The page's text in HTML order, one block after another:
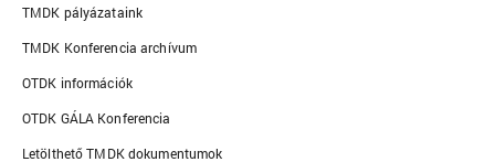
TMDK pályázataink
TMDK Konferencia archívum
OTDK információk
OTDK GÁLA Konferencia
Letölthető TMDK dokumentumok